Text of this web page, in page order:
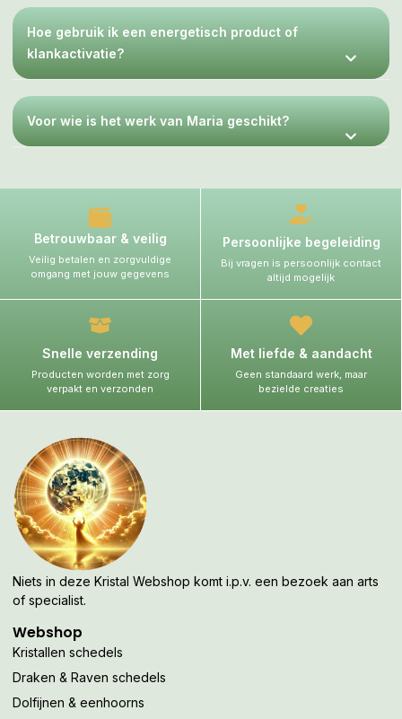
Hoe gebruik ik een energetisch product of
klankactivatie?
Voor wie is het werk van Maria geschikt?
Betrouwbaar & veilig
Veilig betalen en zorgvuldige
omgang met jouw gegevens
Persoonlijke begeleiding
Bij vragen is persoonlijk contact
altijd mogelijk
Snelle verzending
Producten worden met zorg
verpakt en verzonden
Met liefde & aandacht
Geen standaard werk, maar
bezielde creaties
Niets in deze Kristal Webshop komt i.p.v. een bezoek aan arts
of specialist.
Webshop
Kristallen schedels
Draken & Raven schedels
Dolfijnen & eenhoorns